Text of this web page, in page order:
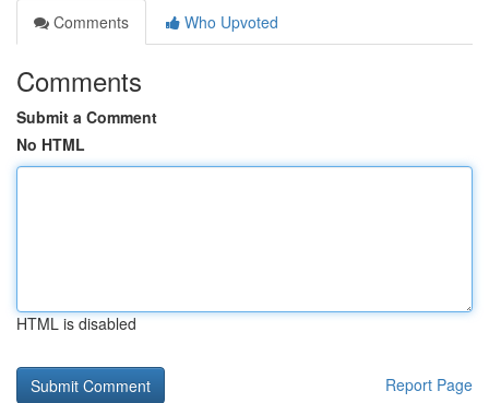
Comments
Who Upvoted
Comments
Submit a Comment
No HTML
HTML is disabled
Report Page